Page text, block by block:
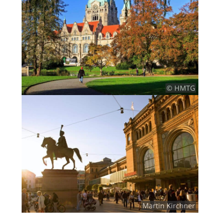
© HMTG
Martin Kirchner